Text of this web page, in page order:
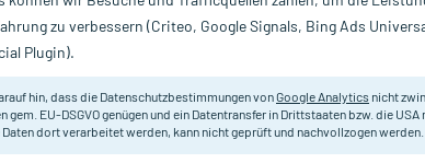
Nur für kurze Zeit:Gratis-Versand* ab 19€
Very Cherry Shower Creambeim Kauf von 2 teiln.
zu verbessern (Criteo, Google Signals, Bing Ads
Plugin).
hin, dass die Datenschutzbestimmungen vonGoogle Analytics nicht
gem. EU-DSGVO genügen und ein Datentransfer in Drittstaaten bzw. die
Daten dort verarbeitet werden, kann nicht geprüft und nachvollzogen werden.